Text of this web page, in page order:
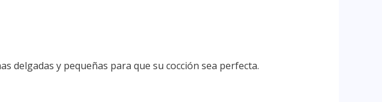
delgadas y pequeñas para que su cocción sea perfecta.